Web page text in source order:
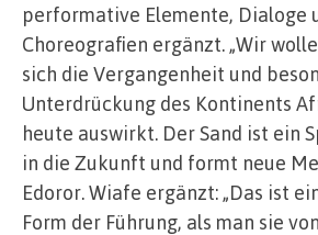
performative Elemente, Dialoge
Choreografien ergänzt. „Wir
sich die Vergangenheit und
Unterdrückung des Kontinents
heute auswirkt. Der Sand ist ein
in die Zukunft und formt neue
Edoror. Wiafe ergänzt: „Das ist
Form der Führung, als man sie